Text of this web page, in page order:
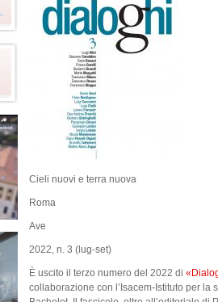
Cieli nuovi e terra nuova
Roma
Ave
2022, n. 3 (lug-set)
È uscito il terzo numero del 2022 di
collaborazione con l’Isacem-Istituto per la